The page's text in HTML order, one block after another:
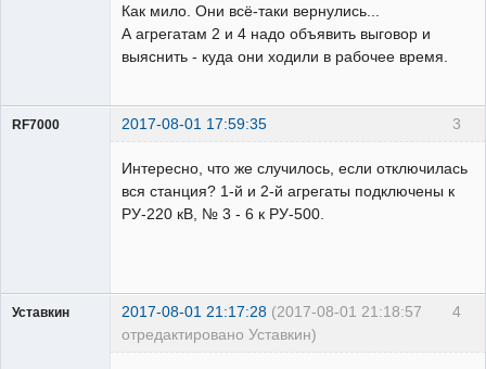
Как мило. Они всё-таки вернулись...
А агрегатам 2 и 4 надо объявить выговор и
выяснить - куда они ходили в рабочее время.
3
RF7000 2017-08-01 17:59:35
Интересно, что же случилось, если отключилась
вся станция? 1-й и 2-й агрегаты подключены к
РУ-220 кВ, № 3 - 6 к РУ-500.
4
Уставкин 2017-08-01 21:17:28 (2017-08-01 21:18:57
отредактировано Уставкин)